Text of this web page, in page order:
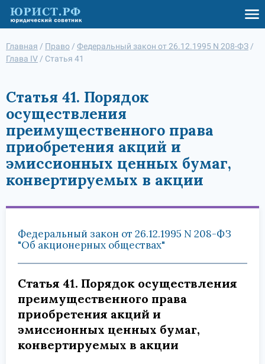
Главная / Право / Федеральный закон от 26.12.1995 N 208-ФЗ /
Глава IV / Статья 41
Статья 41. Порядок
осуществления
преимущественного права
приобретения акций и
эмиссионных ценных бумаг,
конвертируемых в акции
Федеральный закон от 26.12.1995 N 208-ФЗ
"Об акционерных обществах"
Статья 41. Порядок осуществления
преимущественного права
приобретения акций и
эмиссионных ценных бумаг,
конвертируемых в акции